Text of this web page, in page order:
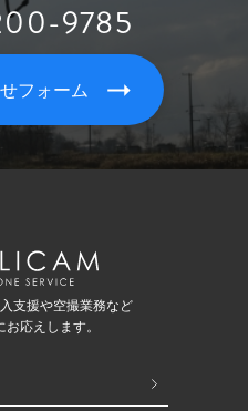
9785
フォーム
支援や空撮業務など
応えします。